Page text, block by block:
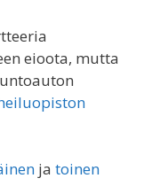
eioota, mutta
ja toinen